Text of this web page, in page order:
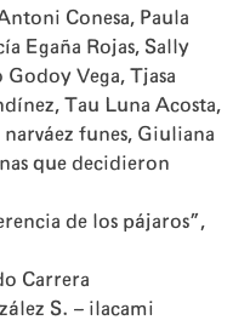
Conesa, Paula
Egaña Rojas, Sally
Vega, Tjasa
Tau Luna Acosta,
funes, Giuliana
que decidieron
de los pájaros”,
Carrera
S. – ilacami